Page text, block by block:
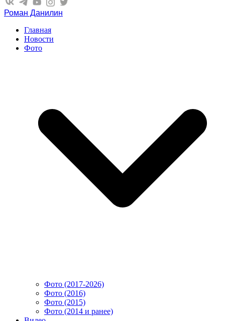
Роман Данилин
Главная
Новости
Фото
Фото (2017-2026)
Фото (2016)
Фото (2015)
Фото (2014 и ранее)